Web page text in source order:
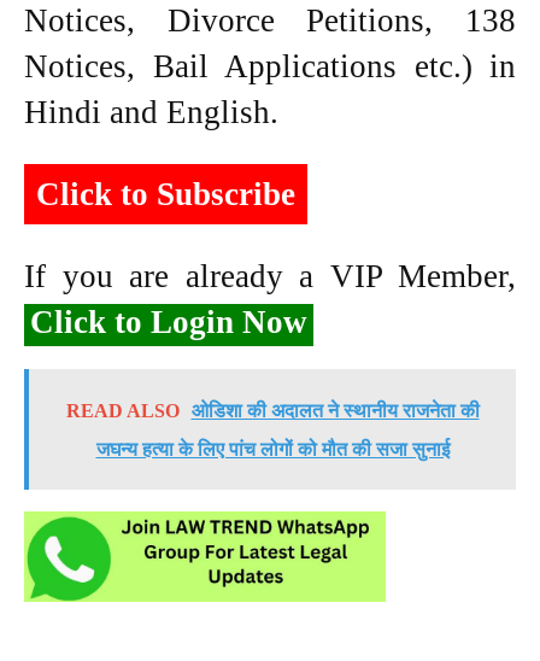
Notices, Divorce Petitions, 138
Notices, Bail Applications etc.) in
Hindi and English.
Click to Subscribe
If you are already a VIP Member,
Click to Login Now
READ ALSO
ओडिशा की अदालत ने स्थानीय राजनेता की
जघन्य हत्या के लिए पांच लोगों को मौत की सजा सुनाई